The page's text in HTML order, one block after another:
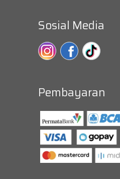
Sosial Media
Pembayaran